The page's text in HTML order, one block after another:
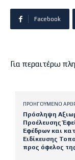
Facebook
Για περαιτέρω
ΠΡΟΗΓΟΎΜΕΝΟ
Πρόσληψη
Προέλευσης
Εφέδρων και
Ειδίκευσης
προς όφελος